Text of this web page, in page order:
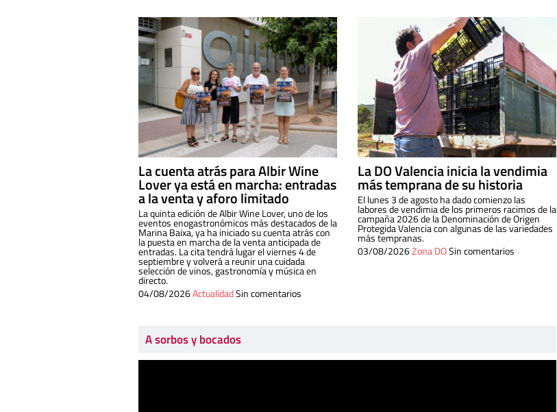
La cuenta atrás para Albir Wine
Lover ya está en marcha: entradas
a la venta y aforo limitado
La quinta edición de Albir Wine Lover, uno de los
eventos enogastronómicos más destacados de la
Marina Baixa, ya ha iniciado su cuenta atrás con
la puesta en marcha de la venta anticipada de
entradas. La cita tendrá lugar el viernes 4 de
septiembre y volverá a reunir una cuidada
selección de vinos, gastronomía y música en
directo.
04/08/2026ActualidadSin comentarios
La DO Valencia inicia la vendimia
más temprana de su historia
El lunes 3 de agosto ha dado comienzo las
labores de vendimia de los primeros racimos de la
campaña 2026 de la Denominación de Origen
Protegida Valencia con algunas de las variedades
más tempranas.
03/08/2026Zona DOSin comentarios
A sorbos y bocados